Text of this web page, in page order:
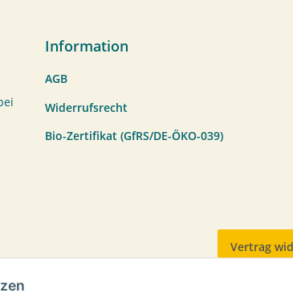
Information
AGB
Widerrufsrecht
Bio-Zertifikat (GfRS/DE-ÖKO-039)
Vertrag